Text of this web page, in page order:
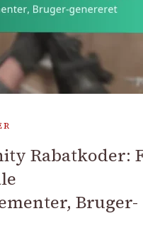
Rabatkoder:
Bruger-